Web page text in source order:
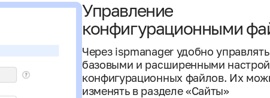
Управление
конфигурационными
Через ispmanager удобно управлять
базовыми и расширенными
конфигурационных файлов. Их
изменять в разделе «Сайты»